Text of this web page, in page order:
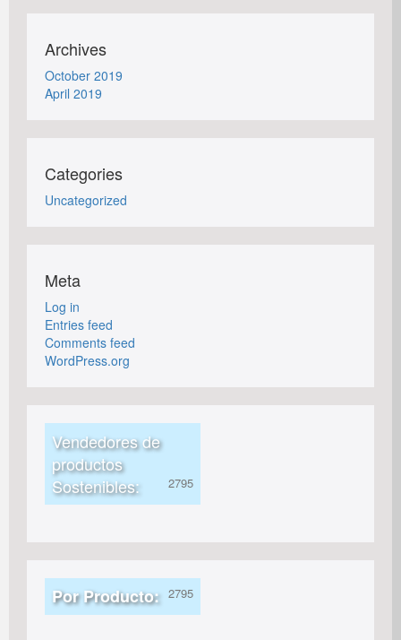
Archives
October 2019
April 2019
Categories
Uncategorized
Meta
Log in
Entries feed
Comments feed
WordPress.org
Vendedores de
productos
Sostenibles:
Por Producto: